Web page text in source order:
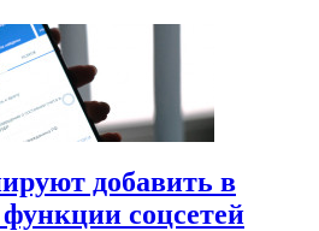
добавить в
функции соцсетей